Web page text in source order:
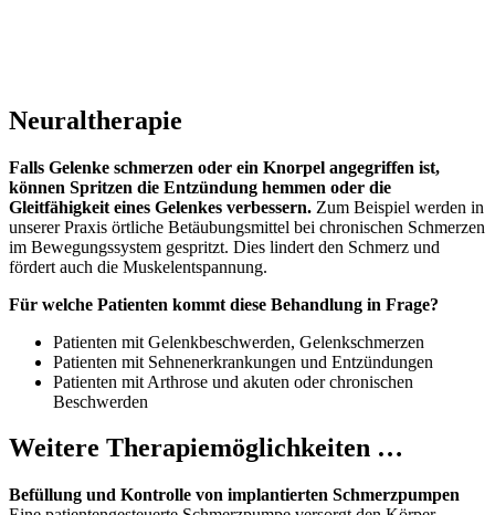
Neuraltherapie
Falls Gelenke schmerzen oder ein Knorpel angegriffen ist,
können Spritzen die Entzündung hemmen oder die
Gleitfähigkeit eines Gelenkes verbessern. Zum Beispiel werden in
unserer Praxis örtliche Betäubungsmittel bei chronischen Schmerzen
im Bewegungssystem gespritzt. Dies lindert den Schmerz und
fördert auch die Muskelentspannung.
Für welche Patienten kommt diese Behandlung in Frage?
Patienten mit Gelenkbeschwerden, Gelenkschmerzen
Patienten mit Sehnenerkrankungen und Entzündungen
Patienten mit Arthrose und akuten oder chronischen
Beschwerden
Weitere Therapiemöglichkeiten …
Befüllung und Kontrolle von implantierten Schmerzpumpen